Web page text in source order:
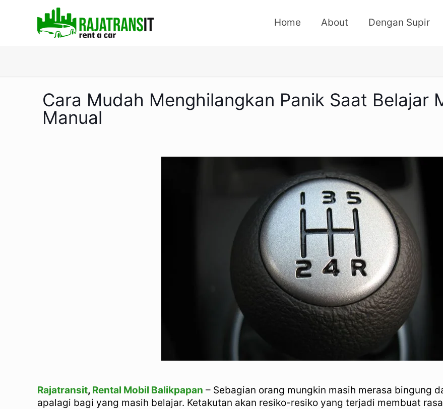
Home About Dengan Supir
Cara Mudah Menghilangkan Panik Saat Belajar
Manual
Rajatransit, Rental Mobil Balikpapan – Sebagian orang mungkin masih merasa bingung
apalagi bagi yang masih belajar. Ketakutan akan resiko-resiko yang terjadi membuat